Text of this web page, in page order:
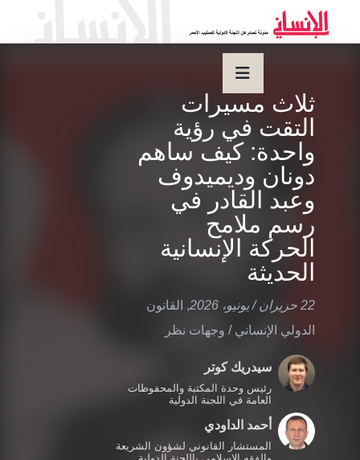
مسيرات
في رؤية
كيف ساهم
وديميدوف
القادر في
ملامح
الإنسانية
,القانون
الإنساني / وجهات نظر
سيدريك كوتر
رئيس وحدة المكتبة والمحفوظات
العامة في اللجنة الدولية
أحمد الداودي
المستشار القانوني لشؤون الشريعة